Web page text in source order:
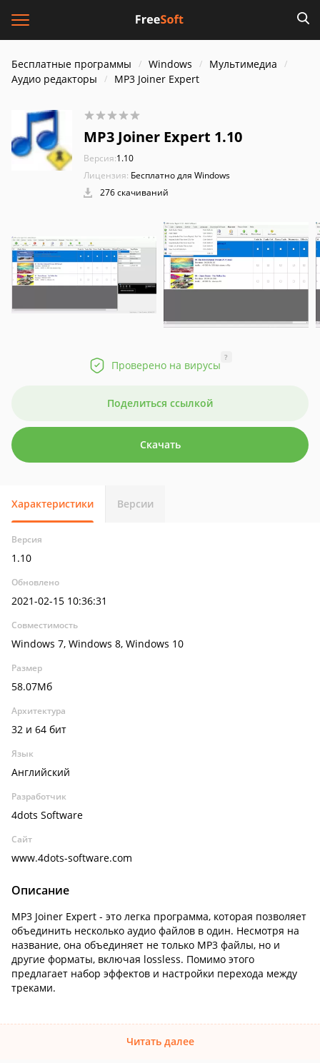
Бесплатные программы Windows
Мультимедиа
Аудио редакторы
MP3 Joiner Expert
MP3 Joiner Expert 1.10
Версия:1.10
Лицензия: Бесплатно для Windows
276 скачиваний
Проверено на вирусы
?
Поделиться ссылкой
Скачать
Характеристики Версии
Версия
1.10
Обновлено
2021-02-15 10:36:31
Совместимость
Windows 7, Windows 8, Windows 10
Размер
58.07Мб
Архитектура
32 и 64 бит
Язык
Английский
Разработчик
4dots Software
Сайт
www.4dots-software.com
Описание
MP3 Joiner Expert - это легка программа, которая позволяет
объединить несколько аудио файлов в один. Несмотря на
название, она объединяет не только MP3 файлы, но и
другие форматы, включая lossless. Помимо этого
предлагает набор эффектов и настройки перехода между
треками.
Читать далее